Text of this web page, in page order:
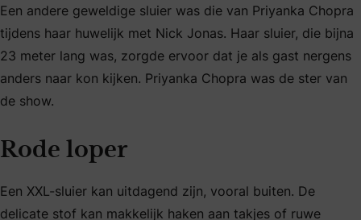
Een andere geweldige sluier was die van Priyanka Chopra
tijdens haar huwelijk met Nick Jonas. Haar sluier, die bijna
23 meter lang was, zorgde ervoor dat je als gast nergens
anders naar kon kijken. Priyanka Chopra was de ster van
de show.
Rode loper
Een XXL-sluier kan uitdagend zijn, vooral buiten. De
delicate stof kan makkelijk haken aan takjes of ruwe